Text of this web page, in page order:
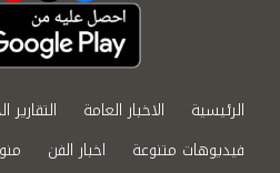
الرئيسية الاخبار العامة التقارير
فيديوهات متنوعة
اخبار الفن